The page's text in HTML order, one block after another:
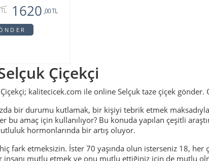
1620 ,00 TL
Çiçekçi
kalitecicek.com ile online Selçuk taze çiçek
bir durumu kutlamak, bir kişiyi tebrik etmek
bu amaç için kullanılıyor? Bu konuda yapılan çeşitli
hormonlarında bir artış oluyor.
fark etmeksizin. İster 70 yaşında olun isterseniz 18, her
insanı mutlu etmek ve onu mutlu ettiğiniz için de mutlu